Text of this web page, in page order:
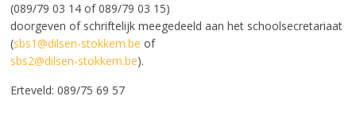
(089/79 03 14 of 089/79 03 15)
doorgeven of schriftelijk meegedeeld aan het schoolsecretariaat
(sbs1@dilsen-stokkem.be of
sbs2@dilsen-stokkem.be).
Erteveld: 089/75 69 57